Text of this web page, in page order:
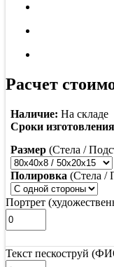
Расчет
Наличие: На складе
Сроки
Размер (Стела /
Полировка (Стела /
Портрет
Текст пескоструй